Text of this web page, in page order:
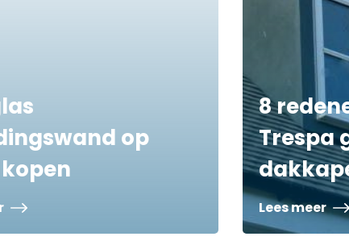
op
8
Trespa
Lees meer